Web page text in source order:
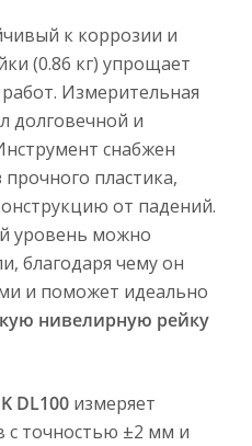
к коррозии и
(0.86 кг) упрощает
Измерительная
долговечной и
снабжен
пластика,
от падений.
уровень можно
благодаря чему он
и поможет идеально
нивелирную рейку
DL100 измеряет
c точностью ±2 мм и